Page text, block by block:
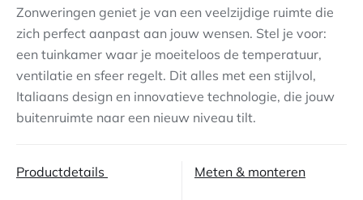
Contact
Zonweringen geniet je van een veelzijdige ruimte die
zich perfect aanpast aan jouw wensen. Stel je voor:
een tuinkamer waar je moeiteloos de temperatuur,
ventilatie en sfeer regelt. Dit alles met een stijlvol,
Italiaans design en innovatieve technologie, die jouw
buitenruimte naar een nieuw niveau tilt.
Productdetails Meten & monteren